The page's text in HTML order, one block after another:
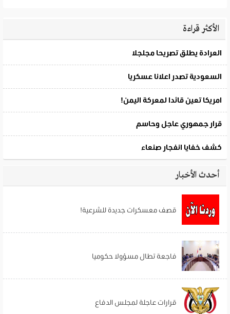
الأكثر قراءة
أحدث الأخبار
قصف معسكرات جديدة للشرعية!
فاجعة تطال مسؤولا حكوميا
قرارات عاجلة لمجلس الدفاع